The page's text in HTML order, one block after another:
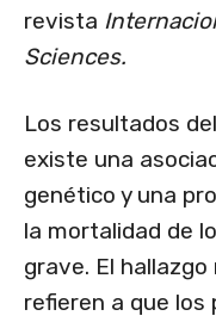
revista
Sciences.
Los resultados
existe una
genético y una
la mortalidad de
grave. El
refieren a que